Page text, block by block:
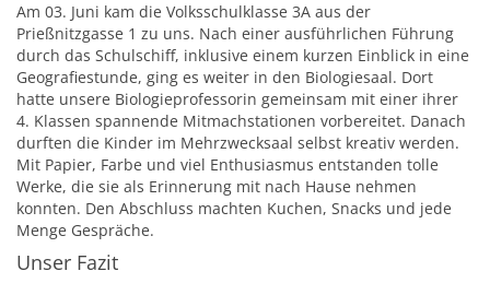
Am 03. Juni kam die Volksschulklasse 3A aus der
Prießnitzgasse 1 zu uns. Nach einer ausführlichen Führung
durch das Schulschiff, inklusive einem kurzen Einblick in eine
Geografiestunde, ging es weiter in den Biologiesaal. Dort
hatte unsere Biologieprofessorin gemeinsam mit einer ihrer
4. Klassen spannende Mitmachstationen vorbereitet. Danach
durften die Kinder im Mehrzwecksaal selbst kreativ werden.
Mit Papier, Farbe und viel Enthusiasmus entstanden tolle
Werke, die sie als Erinnerung mit nach Hause nehmen
konnten. Den Abschluss machten Kuchen, Snacks und jede
Menge Gespräche.
Unser Fazit